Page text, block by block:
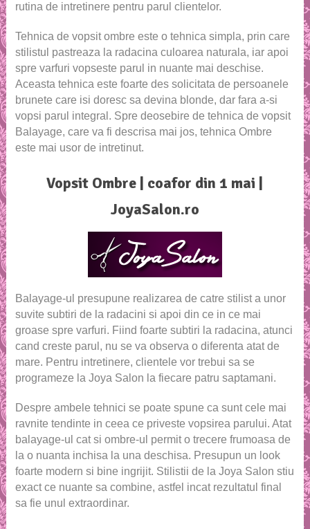
rutina de intretinere pentru parul clientelor.
Tehnica de vopsit ombre este o tehnica simpla, prin care
stilistul pastreaza la radacina culoarea naturala, iar apoi
spre varfuri vopseste parul in nuante mai deschise.
Aceasta tehnica este foarte des solicitata de persoanele
brunete care isi doresc sa devina blonde, dar fara a-si
vopsi parul integral. Spre deosebire de tehnica de vopsit
Balayage, care va fi descrisa mai jos, tehnica Ombre
este mai usor de intretinut.
Vopsit Ombre | coafor din 1 mai |
JoyaSalon.ro
Balayage-ul presupune realizarea de catre stilist a unor
suvite subtiri de la radacini si apoi din ce in ce mai
groase spre varfuri. Fiind foarte subtiri la radacina, atunci
cand creste parul, nu se va observa o diferenta atat de
mare. Pentru intretinere, clientele vor trebui sa se
programeze la Joya Salon la fiecare patru saptamani.
Despre ambele tehnici se poate spune ca sunt cele mai
ravnite tendinte in ceea ce priveste vopsirea parului. Atat
balayage-ul cat si ombre-ul permit o trecere frumoasa de
la o nuanta inchisa la una deschisa. Presupun un look
foarte modern si bine ingrijit. Stilistii de la Joya Salon stiu
exact ce nuante sa combine, astfel incat rezultatul final
sa fie unul extraordinar.